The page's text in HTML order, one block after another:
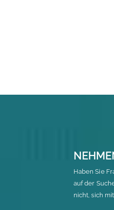
Haben Sie
auf der
nicht, sich